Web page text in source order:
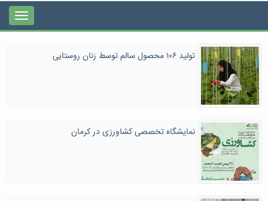
تولید ۱۰۶ محصول سالم توسط زنان روستایی
نمایشگاه تخصصی کشاورزی در کرمان